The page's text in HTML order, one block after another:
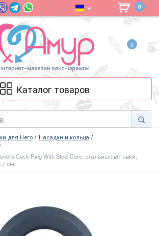
0
0
Каталог товаров
для Него
Насадки и кольца
Cock Ring With Steel Core, стальные вставки,
см